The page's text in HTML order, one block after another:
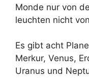
Monde nur von
leuchten nicht
Es gibt acht
Merkur, Venus,
Uranus und